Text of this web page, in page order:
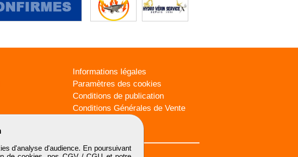
d'analyse d'audience. En poursuivant
Informations légales
Paramètres des cookies
Conditions de publication
Conditions Générales de Vente